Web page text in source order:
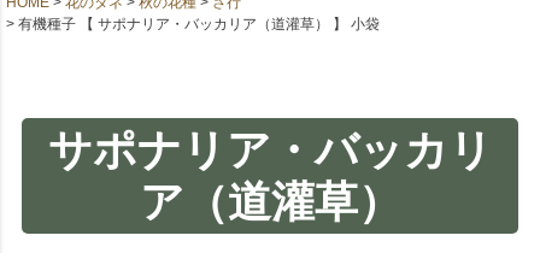
有機種子 【 サポナリア・バッカリア（道灌草） 】 小袋
サポナリア・バッカリ
ア（道灌草）